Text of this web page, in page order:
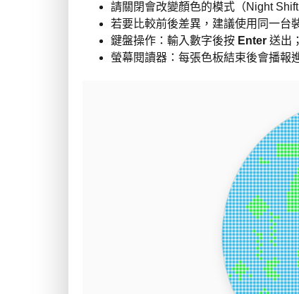
請關閉會改變顏色的模式（Night
若要比較前後差異，建議使用同一台
鍵盤操作：輸入數字後按 Enter 送出
螢幕閱讀器：每張色板結束後會播報